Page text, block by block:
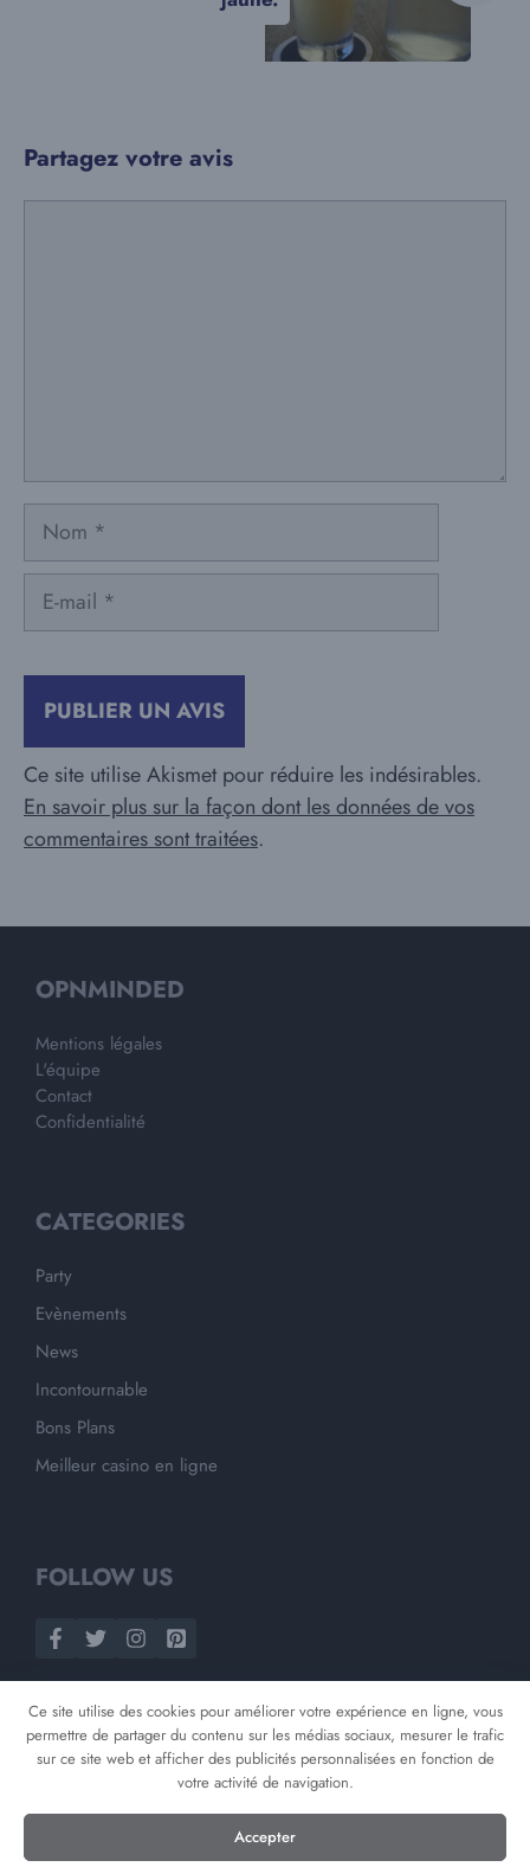
Partagez votre avis
Nom
mail
Ce site utilise Akismet pour réduire les indésirables.
En savoir plus sur la façon dont les données de vos
commentaires sont traitées.
OPNMINDED
Mentions légales
L'équipe
Contact
Confidentialité
CATEGORIES
Party
Evènements
News
Incontournable
Bons Plans
Meilleur casino en ligne
FOLLOW US
©2026Opnminded
Ce site utilise des cookies pour améliorer votre expérience en ligne, vous
permettre de partager du contenu sur les médias sociaux, mesurer le trafic
sur ce site web et afficher des publicités personnalisées en fonction de
votre activité de navigation.
Accepter